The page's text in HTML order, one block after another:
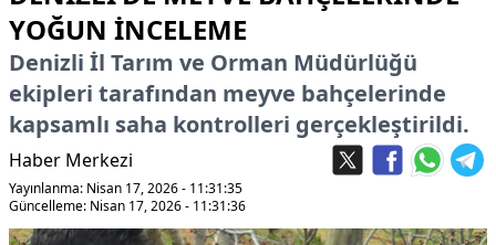
YOĞUN INCELEME
Denizli İl Tarım ve Orman Müdürlüğü
ekipleri tarafından meyve bahçelerinde
kapsamlı saha kontrolleri gerçekleştirildi.
Haber Merkezi
Yayınlanma: Nisan 17, 2026 - 11:31:35
Güncelleme: Nisan 17, 2026 - 11:31:36